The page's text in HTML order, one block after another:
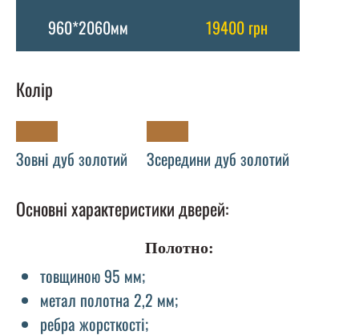
960*2060мм
19400 грн
Колір
Зовні дуб золотий Зсередини дуб золотий
Основні характеристики дверей:
Полотно:
товщиною 95 мм;
метал полотна 2,2 мм;
ребра жорсткості;